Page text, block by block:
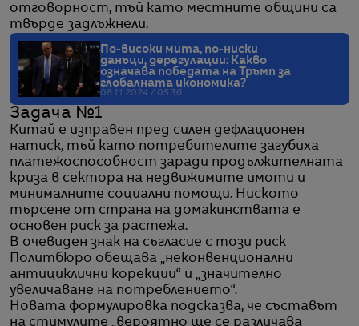
отговорност, тъй като местните общини са
твърде задлъжнели.
По-високи мита, по-ниски
данъци, дерегулации: Какво
означава победата на Тръмп за
глобалната икономика?
08.11.2024 / 05:36
Задача №1
Китай е изправен пред силен дефлационен
натиск, тъй като потребителите загубиха
платежоспособност заради продължителната
криза в сектора на недвижимите имоти и
минималните социални помощи. Ниското
търсене от страна на домакинствата е
основен риск за растежа.
В очевиден знак на съгласие с този риск
Политбюро обещава „неконвенционални
антициклични корекции“ и „значително
увеличаване на потреблението“.
Новата формулировка подсказва, че съставът
на стимулите „вероятно ще се различава